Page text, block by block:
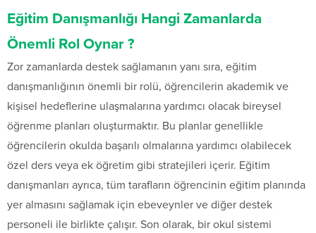
Eğitim Danışmanlığı Hangi Zamanlarda
Önemli Rol Oynar ?
Zor zamanlarda destek sağlamanın yanı sıra, eğitim
danışmanlığının önemli bir rolü, öğrencilerin akademik ve
kişisel hedeflerine ulaşmalarına yardımcı olacak bireysel
öğrenme planları oluşturmaktır. Bu planlar genellikle
öğrencilerin okulda başarılı olmalarına yardımcı olabilecek
özel ders veya ek öğretim gibi stratejileri içerir. Eğitim
danışmanları ayrıca, tüm tarafların öğrencinin eğitim planında
yer almasını sağlamak için ebeveynler ve diğer destek
personeli ile birlikte çalışır. Son olarak, bir okul sistemi